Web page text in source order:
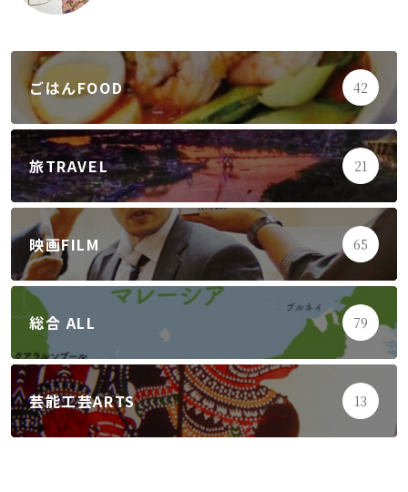
ごはんFOOD 42
旅TRAVEL 21
映画FILM 65
総合 ALL 79
芸能工芸ARTS 13